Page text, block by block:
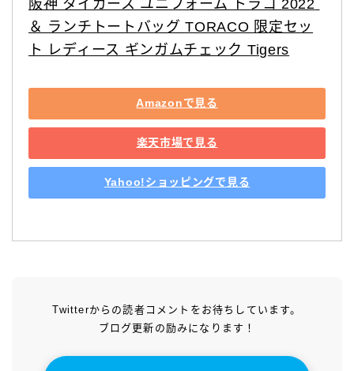
阪神 タイガース ユニフォーム トラコ 2022
＆ ランチトートバッグ TORACO 限定セッ
ト レディース ギンガムチェック Tigers
Amazonで見る
楽天市場で見る
Yahoo!ショッピングで見る
Twitterからの読者コメントをお待ちしています。
ブログ更新の励みになります！